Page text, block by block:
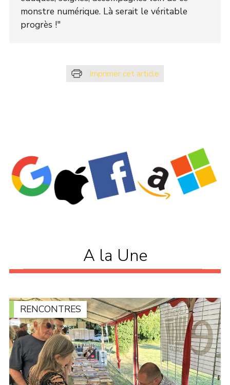
monstre numérique. Là serait le véritable
progrès !"
Imprimer cet article
A la Une
RENCONTRES